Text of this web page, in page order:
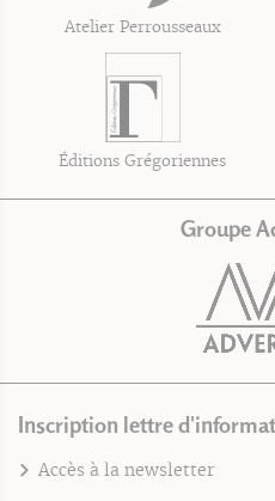
Atelier Perrousseaux
Éditions Grégoriennes
Groupe
Inscription lettre
Accès à la newsletter